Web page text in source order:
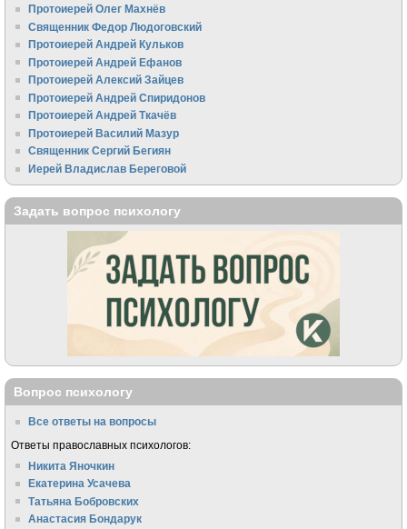
Протоиерей Олег Махнёв
Священник Федор Людоговский
Протоиерей Андрей Кульков
Протоиерей Андрей Ефанов
Протоиерей Алексий Зайцев
Протоиерей Андрей Спиридонов
Протоиерей Андрей Ткачёв
Протоиерей Василий Мазур
Священник Сергий Бегиян
Иерей Владислав Береговой
Задать вопрос психологу
Вопрос психологу
Все ответы на вопросы
Ответы православных психологов:
Никита Яночкин
Екатерина Усачева
Татьяна Бобровских
Анастасия Бондарук